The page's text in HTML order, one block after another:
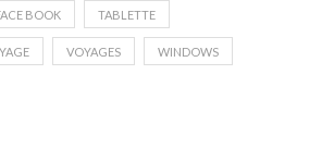
BOOK TABLETTE
VOYAGES WINDOWS